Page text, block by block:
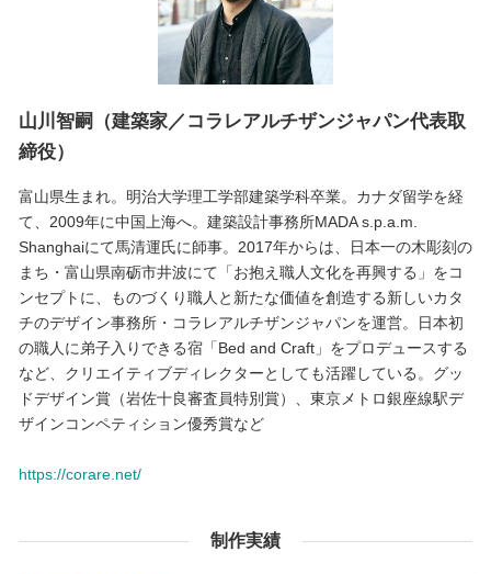
山川智嗣（建築家／コラレアルチザンジャパン代表取
締役）
富山県生まれ。明治大学理工学部建築学科卒業。カナダ留学を経
て、2009年に中国上海へ。建築設計事務所MADA s.p.a.m.
Shanghaiにて馬清運氏に師事。2017年からは、日本一の木彫刻の
まち・富山県南砺市井波にて「お抱え職人文化を再興する」をコ
ンセプトに、ものづくり職人と新たな価値を創造する新しいカタ
チのデザイン事務所・コラレアルチザンジャパンを運営。日本初
の職人に弟子入りできる宿「Bed and Craft」をプロデュースする
など、クリエイティブディレクターとしても活躍している。グッ
ドデザイン賞（岩佐十良審査員特別賞）、東京メトロ銀座線駅デ
ザインコンペティション優秀賞など
https://corare.net/
制作実績